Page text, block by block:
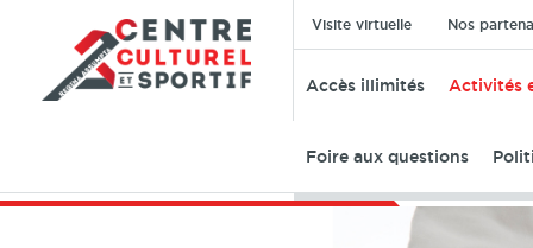
Accès illimités Activités
Préscolaire Enfants
Foire aux questions
Visite virtuelle Nos